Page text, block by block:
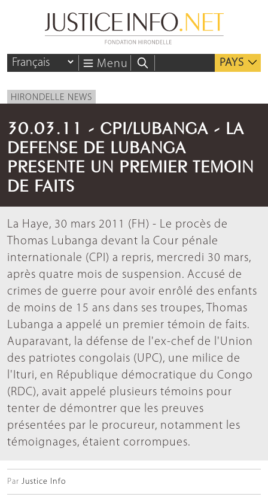
Menu PAYS
HIRONDELLE NEWS
30.03.11 - CPI/LUBANGA - LA
DEFENSE DE LUBANGA
PRESENTE UN PREMIER TEMOIN
DE FAITS
La Haye, 30 mars 2011 (FH) - Le procès de
Thomas Lubanga devant la Cour pénale
internationale (CPI) a repris, mercredi 30 mars,
après quatre mois de suspension. Accusé de
crimes de guerre pour avoir enrôlé des enfants
de moins de 15 ans dans ses troupes, Thomas
Lubanga a appelé un premier témoin de faits.
Auparavant, la défense de l'ex-chef de l'Union
des patriotes congolais (UPC), une milice de
l'Ituri, en République démocratique du Congo
(RDC), avait appelé plusieurs témoins pour
tenter de démontrer que les preuves
présentées par le procureur, notamment les
témoignages, étaient corrompues.
Par Justice Info